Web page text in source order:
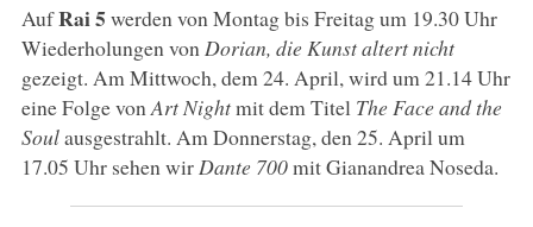
AufRai 5 werden von Montag bis Freitag um 19.30 Uhr
Wiederholungen von Dorian, die Kunst altert nicht
gezeigt. Am Mittwoch, dem 24. April, wird um 21.14 Uhr
eine Folge von Art Nightmit dem Titel The Face and the
Soulausgestrahlt. Am Donnerstag, den 25. April um
17.05 Uhr sehen wir Dante 700mit Gianandrea Noseda.